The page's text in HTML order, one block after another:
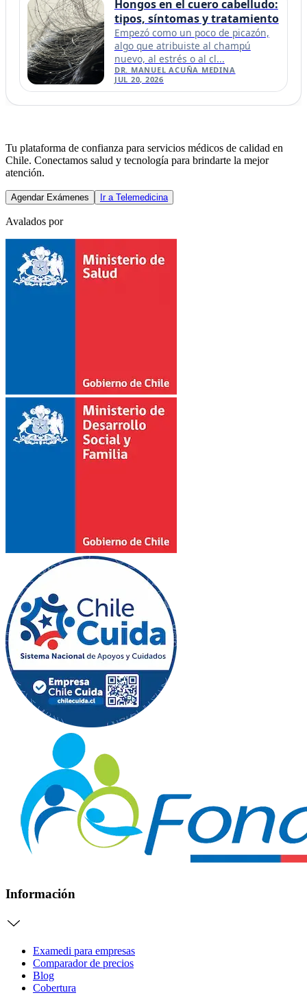
Hongos en el cuero cabelludo:
tipos, síntomas y tratamiento
Empezó como un poco de picazón,
algo que atribuiste al champú
nuevo, al estrés o al cl...
DR. MANUEL ACUÑA MEDINA
JUL 20, 2026
Tu plataforma de confianza para servicios médicos de calidad en
Chile. Conectamos salud y tecnología para brindarte la mejor
atención.
Agendar Exámenes Ir a Telemedicina
Avalados por
Información
Examedi para empresas
Comparador de precios
Blog
Cobertura